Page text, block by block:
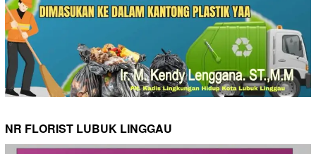
NR FLORIST LUBUK LINGGAU